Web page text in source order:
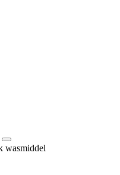
wasmiddel